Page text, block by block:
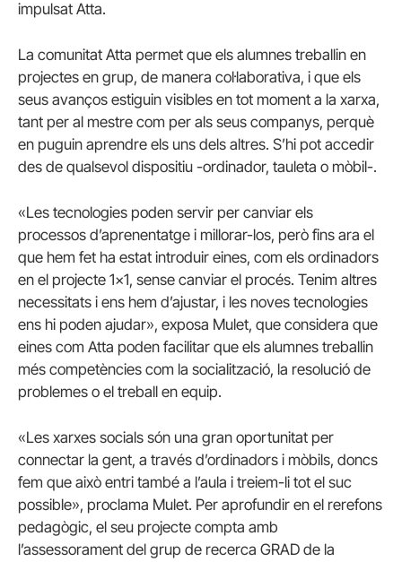
impulsat Atta.
La comunitat Atta permet que els alumnes treballin en
projectes en grup, de manera col·laborativa, i que els
seus avanços estiguin visibles en tot moment a la xarxa,
tant per al mestre com per als seus companys, perquè
en puguin aprendre els uns dels altres. S’hi pot accedir
des de qualsevol dispositiu -ordinador, tauleta o mòbil-.
«Les tecnologies poden servir per canviar els
processos d’aprenentatge i millorar-los, però fins ara el
que hem fet ha estat introduir eines, com els ordinadors
en el projecte 1×1, sense canviar el procés. Tenim altres
necessitats i ens hem d’ajustar, i les noves tecnologies
ens hi poden ajudar», exposa Mulet, que considera que
eines com Atta poden facilitar que els alumnes treballin
més competències com la socialització, la resolució de
problemes o el treball en equip.
«Les xarxes socials són una gran oportunitat per
connectar la gent, a través d’ordinadors i mòbils, doncs
fem que això entri també a l’aula i treiem-li tot el suc
possible», proclama Mulet. Per aprofundir en el rerefons
pedagògic, el seu projecte compta amb
l’assessorament del grup de recerca GRAD de la